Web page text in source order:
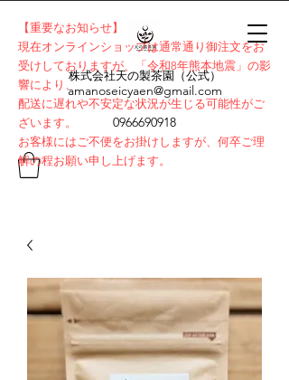
株式会社天の製茶園（公式）
amanoseicyaen@gmail.com
0966690918
【重要なお知らせ】
​現在オンラインショップは通常通り御注文をお
受けしておりますが、「令和8年熊本地震」の影
響により、
配送に遅れや不安定な状況が生じる可能性がご
ざいます。
お客様にはご不便をお掛けしますが、何卒ご理
解の程お願い申し上げます。